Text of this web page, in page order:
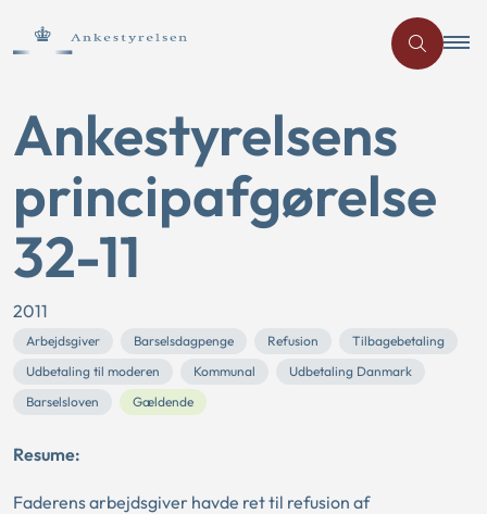
Ankestyrelsens
principafgørelse
32-11
2011
Arbejdsgiver Barselsdagpenge Refusion
Tilbagebetaling
Udbetaling til moderen
Kommunal
Udbetaling Danmark
Barselsloven
Gældende
Resume:
Faderens arbejdsgiver havde ret til refusion af